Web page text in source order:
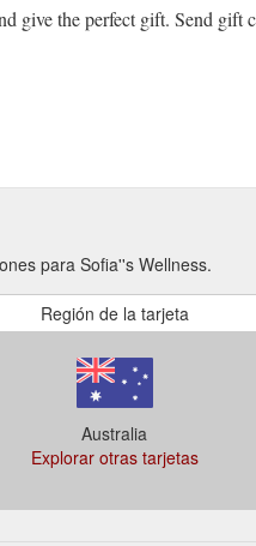
give the perfect gift. Send gift
para Sofia''s Wellness.
Región de la tarjeta
Australia
Explorar otras tarjetas